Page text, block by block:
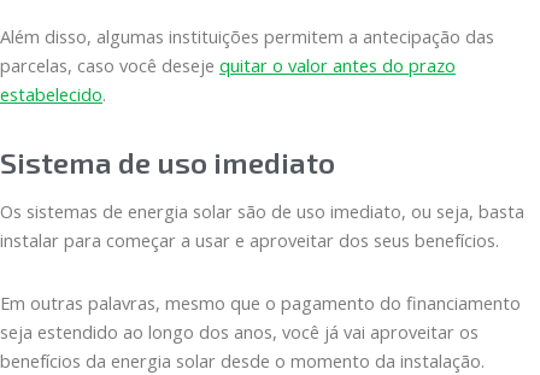
Além disso, algumas instituições permitem a antecipação das
parcelas, caso você deseje quitar o valor antes do prazo
estabelecido.
Sistema de uso imediato
Os sistemas de energia solar são de uso imediato, ou seja, basta
instalar para começar a usar e aproveitar dos seus benefícios.
Em outras palavras, mesmo que o pagamento do financiamento
seja estendido ao longo dos anos, você já vai aproveitar os
benefícios da energia solar desde o momento da instalação.